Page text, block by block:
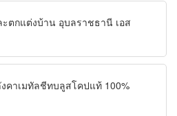
ตกแต่งบ้าน อุบลราชธานี เอส
คาเมทัลชีทบลูสโคปแท้ 100%